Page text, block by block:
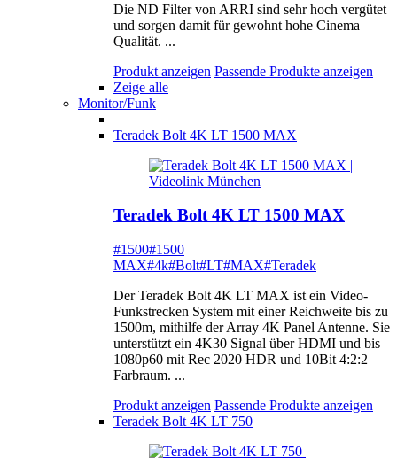
Die ND Filter von ARRI sind sehr hoch vergütet
und sorgen damit für gewohnt hohe Cinema
Qualität. ...
Produkt anzeigen Passende Produkte anzeigen
Zeige alle
Monitor/Funk
Teradek Bolt 4K LT 1500 MAX
Teradek Bolt 4K LT 1500 MAX
#1500#1500
MAX#4k#Bolt#LT#MAX#Teradek
Der Teradek Bolt 4K LT MAX ist ein Video-
Funkstrecken System mit einer Reichweite bis zu
1500m, mithilfe der Array 4K Panel Antenne. Sie
unterstützt ein 4K30 Signal über HDMI und bis
1080p60 mit Rec 2020 HDR und 10Bit 4:2:2
Farbraum. ...
Produkt anzeigen Passende Produkte anzeigen
Teradek Bolt 4K LT 750